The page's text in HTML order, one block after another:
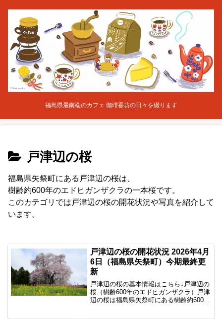
福島県最南端のカフェ 珈琲香坊の日々を綴ります
戸津辺の桜
福島県矢祭町にある戸津辺の桜は、
樹齢約600年のエドヒガンザクラの一本桜です。
このカテゴリでは戸津辺の桜の開花状況や写真を紹介して
います。
戸津辺の桜の開花状況 2026年4月
6日（福島県矢祭町）今期最終更
新
戸津辺の桜の基本情報はこちら↓戸津辺の
桜（樹齢600年のエドヒガンザクラ）戸津
辺の桜は福島県矢祭町にある樹齢約600年